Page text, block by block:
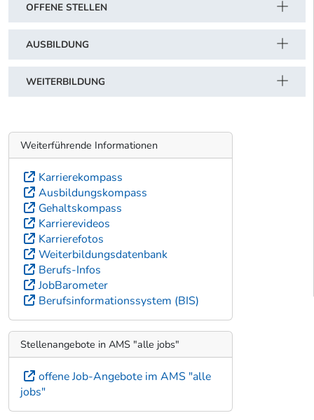
OFFENE STELLEN
AUSBILDUNG
WEITERBILDUNG
Weiterführende Informationen
Karrierekompass
Ausbildungskompass
Gehaltskompass
Karrierevideos
Karrierefotos
Weiterbildungsdatenbank
Berufs-Infos
JobBarometer
Berufsinformationssystem (BIS)
Stellenangebote in AMS "alle jobs"
offene Job-Angebote im AMS "alle
jobs"